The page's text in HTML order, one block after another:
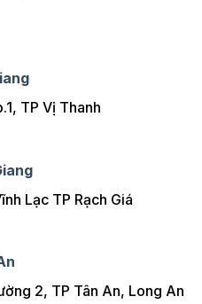
TP Vị Thanh
Lạc TP Rạch Giá
2, TP Tân An, Long An